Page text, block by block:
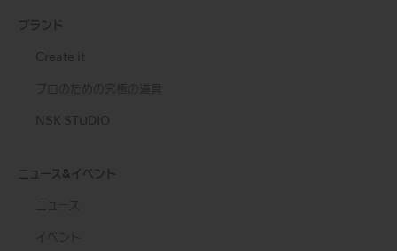
ブランド
Create it
プロのための究極の道具
NSK STUDIO
ニュース&イベント
ニュース
イベント